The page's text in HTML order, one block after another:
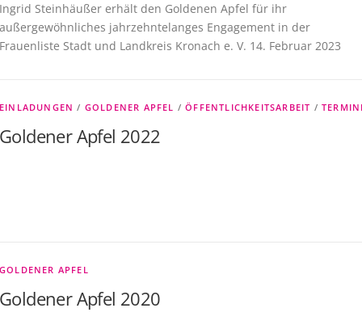
Ingrid Steinhäußer erhält den Goldenen Apfel für ihr
außergewöhnliches jahrzehntelanges Engagement in der
Frauenliste Stadt und Landkreis Kronach e. V. 14. Februar 2023
EINLADUNGEN / GOLDENER APFEL /ÖFFENTLICHKEITSARBEIT /
Goldener Apfel 2022
GOLDENER APFEL
Goldener Apfel 2020